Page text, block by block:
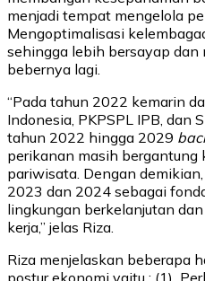
menjadi tempat mengelola
Mengoptimalisasi
sehingga lebih bersayap dan
bebernya lagi.
“Pada tahun 2022 kemarin
Indonesia, PKPSPL IPB, dan
tahun 2022 hingga 2029
perikanan masih bergantung
pariwisata. Dengan
2023 dan 2024 sebagai
lingkungan berkelanjutan
kerja,” jelas Riza.
Riza menjelaskan beberapa
postur ekonomi yaitu : (1)